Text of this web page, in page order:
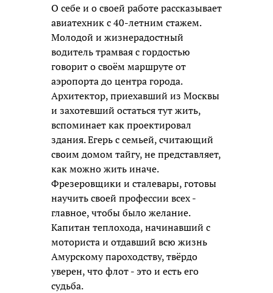
О себе и о своей работе рассказывает
авиатехник с 40-летним стажем.
Молодой и жизнерадостный
водитель трамвая с гордостью
говорит о своём маршруте от
аэропорта до центра города.
Архитектор, приехавший из Москвы
и захотевший остаться тут жить,
вспоминает как проектировал
здания. Егерь с семьей, считающий
своим домом тайгу, не представляет,
как можно жить иначе.
Фрезеровщики и сталевары, готовы
научить своей профессии всех -
главное, чтобы было желание.
Капитан теплохода, начинавший с
моториста и отдавший всю жизнь
Амурскому пароходству, твёрдо
уверен, что флот - это и есть его
судьба.